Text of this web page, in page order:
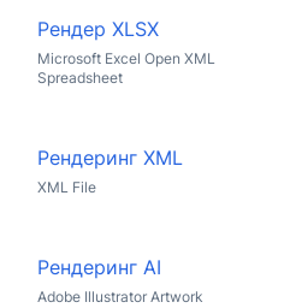
Рендер XLSX
Microsoft Excel Open XML
Spreadsheet
Рендеринг XML
XML File
Рендеринг AI
Adobe Illustrator Artwork